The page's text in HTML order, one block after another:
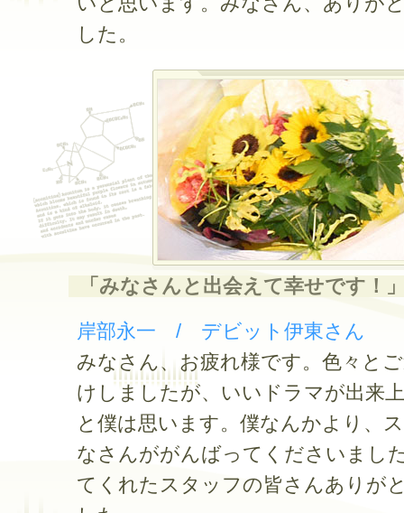
した。
「みなさんと出会えて幸せです！
岸部永一 / デビット伊東さん
みなさん、お疲れ様です。色々と
けしましたが、いいドラマが出来
と僕は思います。僕なんかより、
なさんががんばってくださいまし
てくれたスタッフの皆さんありが